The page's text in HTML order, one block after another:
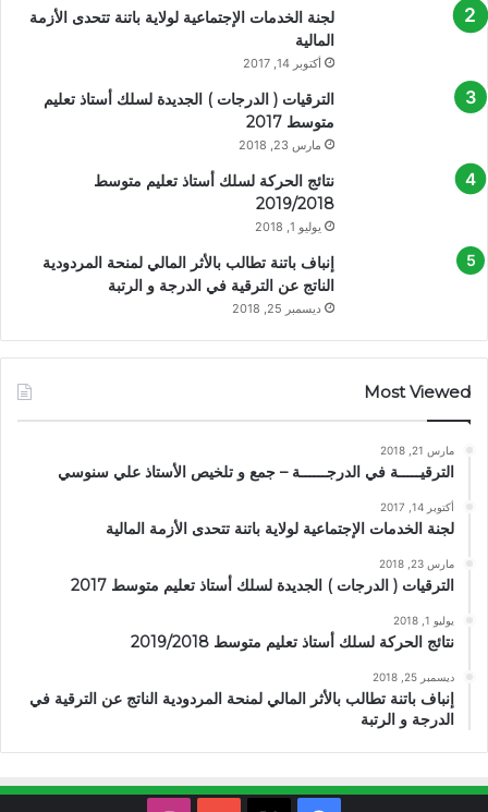
لجنة الخدمات الإجتماعية لولاية باتنة تتحدى الأزمة
المالية
أكتوبر 14, 2017
الترقيات ( الدرجات ) الجديدة لسلك أستاذ تعليم
متوسط 2017
مارس 23, 2018
نتائج الحركة لسلك أستاذ تعليم متوسط
2019/2018
يوليو 1, 2018
إنباف باتنة تطالب بالأثر المالي لمنحة المردودية
الناتج عن الترقية في الدرجة و الرتبة
ديسمبر 25, 2018
Most Viewed
مارس 21, 2018
الترقيـــــة في الدرجــــــة – جمع و تلخيص الأستاذ علي سنوسي
أكتوبر 14, 2017
لجنة الخدمات الإجتماعية لولاية باتنة تتحدى الأزمة المالية
مارس 23, 2018
الترقيات ( الدرجات ) الجديدة لسلك أستاذ تعليم متوسط 2017
يوليو 1, 2018
نتائج الحركة لسلك أستاذ تعليم متوسط 2019/2018
ديسمبر 25, 2018
إنباف باتنة تطالب بالأثر المالي لمنحة المردودية الناتج عن الترقية في
الدرجة و الرتبة